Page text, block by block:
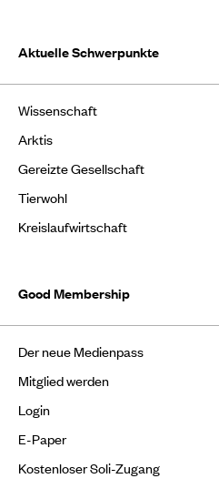
Aktuelle Schwerpunkte
Wissenschaft
Arktis
Gereizte Gesellschaft
Tierwohl
Kreislaufwirtschaft
Good Membership
Der neue Medienpass
Mitglied werden
Login
E-Paper
Kostenloser Soli-Zugang